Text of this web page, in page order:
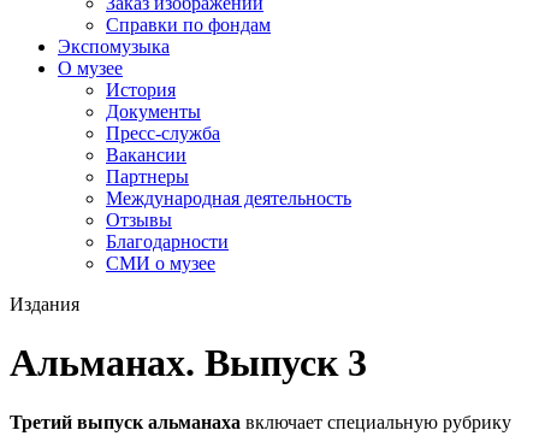
Справки по фондам
Экспомузыка
О музее
История
Документы
Пресс-служба
Вакансии
Партнеры
Международная деятельность
Отзывы
Благодарности
СМИ о музее
Издания
Альманах. Выпуск 3
Третий выпуск альманаха включает специальную рубрику